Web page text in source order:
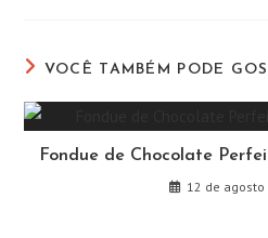
VOCÊ TAMBÉM PODE
Fondue de Chocolate
12 de agosto